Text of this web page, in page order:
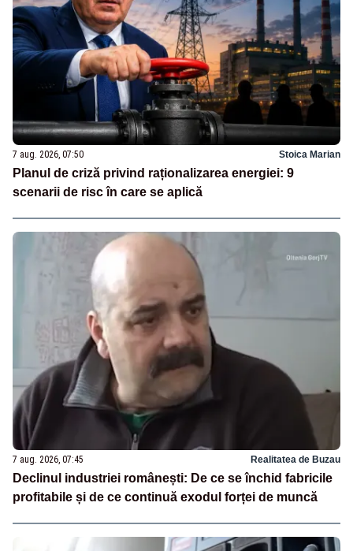
7 aug. 2026, 07:50 Stoica Marian
Planul de criză privind raționalizarea energiei: 9
scenarii de risc în care se aplică
7 aug. 2026, 07:45 Realitatea de Buzau
Declinul industriei românești: De ce se închid fabricile
profitabile și de ce continuă exodul forței de muncă